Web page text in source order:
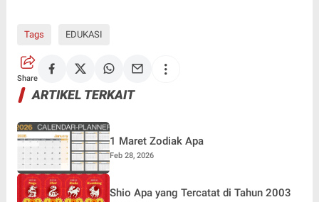
Tags EDUKASI
Share
ARTIKEL TERKAIT
1 Maret Zodiak Apa
Feb 28, 2026
Shio Apa yang Tercatat di Tahun 2003